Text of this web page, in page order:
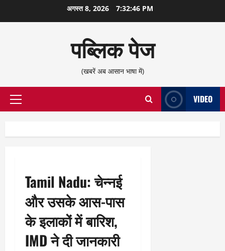
सामग्री
अगस्त 8, 2026 7:32:46 PM
पब्लिक पेज
(खबरें अब आसान भाषा में)
प्राथमिक
VIDEO
Tamil Nadu: चेन्नई
और उसके आस-पास
के इलाकों में बारिश,
IMD ने दी जानकारी